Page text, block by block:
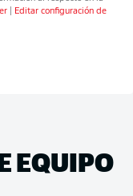
Editar configuración de
EQUIPO